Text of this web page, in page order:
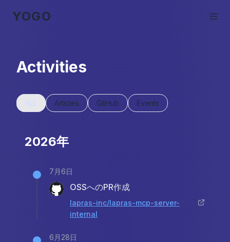
YOGO
Activities
Articles GitHub Events
2026年
7月6日
OSSへのPR作成
lapras-inc/lapras-mcp-server-
internal
6月28日